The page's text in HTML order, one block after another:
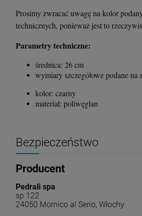
Prosimy zwracać uwagę na kolor
technicznych, ponieważ jest to
Parametry techniczne:
średnica: 26 cm
wymiary szczegółowe podane na
kolor: czarny
materiał: poliwęglan
Bezpieczeństwo
Producent
Pedrali spa
sp 122
24050 Mornico al Serio, Włochy